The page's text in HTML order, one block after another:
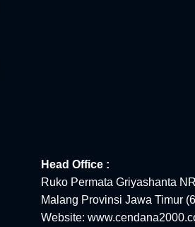
Head Office :
Ruko Permata Griyashanta
Malang Provinsi Jawa Timur
Website: